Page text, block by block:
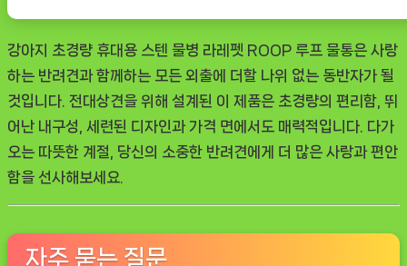
강아지 초경량 휴대용 스텐 물병 라레펫 ROOP 루프 물통은 사랑
하는 반려견과 함께하는 모든 외출에 더할 나위 없는 동반자가 될
것입니다. 전대상견을 위해 설계된 이 제품은 초경량의 편리함, 뛰
어난 내구성, 세련된 디자인과 가격 면에서도 매력적입니다. 다가
오는 따뜻한 계절, 당신의 소중한 반려견에게 더 많은 사랑과 편안
함을 선사해보세요.
자주 묻는 질문